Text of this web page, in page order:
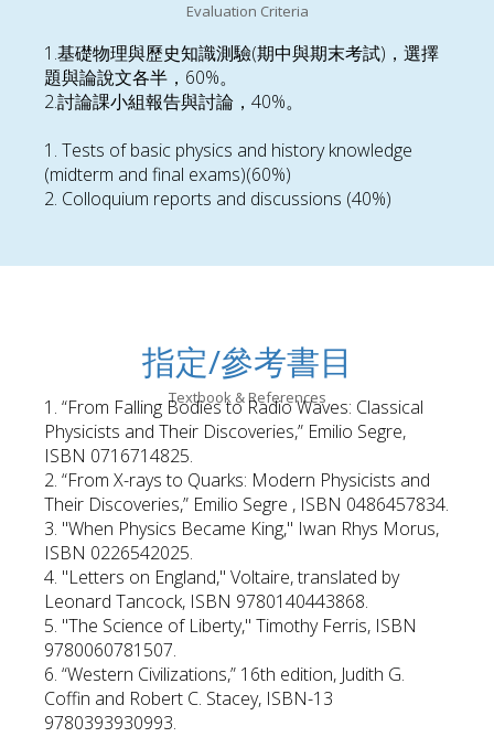
Evaluation Criteria
1.基礎物理與歷史知識測驗(期中與期末考試)，選擇
題與論說文各半，60%。
2.討論課小組報告與討論，40%。
1. Tests of basic physics and history knowledge
(midterm and final exams)(60%)
2. Colloquium reports and discussions (40%)
指定/參考書目
Textbook & References
1. “From Falling Bodies to Radio Waves: Classical
Physicists and Their Discoveries,” Emilio Segre,
ISBN 0716714825.
2. “From X-rays to Quarks: Modern Physicists and
Their Discoveries,” Emilio Segre , ISBN 0486457834.
3. "When Physics Became King," Iwan Rhys Morus,
ISBN 0226542025.
4. "Letters on England," Voltaire, translated by
Leonard Tancock, ISBN 9780140443868.
5. "The Science of Liberty," Timothy Ferris, ISBN
9780060781507.
6. “Western Civilizations,” 16th edition, Judith G.
Coffin and Robert C. Stacey, ISBN-13
9780393930993.